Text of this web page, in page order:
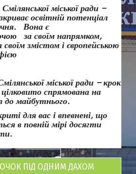
міської ради –
освітній потенціал
Вона є
за своїм напрямком,
змістом і європейською
міської ради – крок
цілковито спрямована на
до майбутнього.
для вас і впевнені, що
в повній мірі досягти
ПІД ОДНИМ ДАХОМ